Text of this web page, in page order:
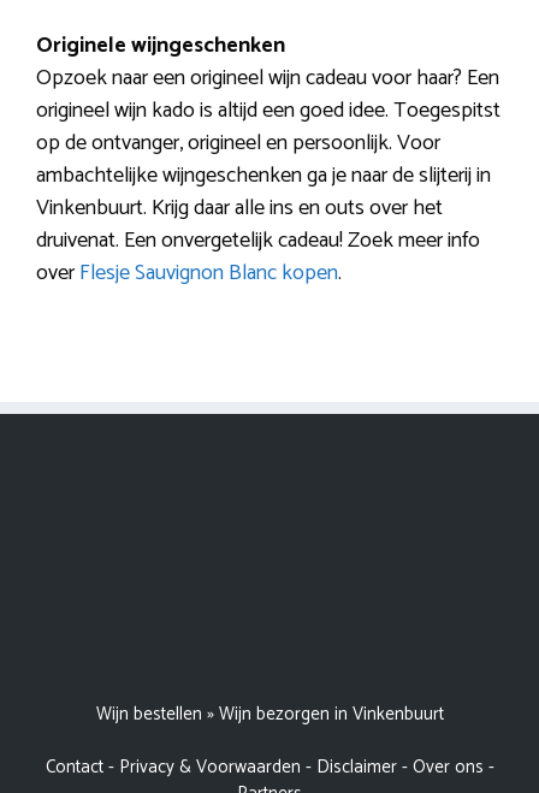
Originele wijngeschenken
Opzoek naar een origineel wijn cadeau voor haar? Een
origineel wijn kado is altijd een goed idee. Toegespitst
op de ontvanger, origineel en persoonlijk. Voor
ambachtelijke wijngeschenken ga je naar de slijterij in
Vinkenbuurt. Krijg daar alle ins en outs over het
druivenat. Een onvergetelijk cadeau! Zoek meer info
overFlesje Sauvignon Blanc kopen.
Wijn bestellen »Wijn bezorgen in Vinkenbuurt
Contact- Privacy & Voorwaarden - Disclaimer-Over ons -